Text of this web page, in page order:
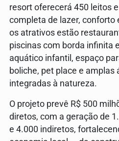
resort oferecerá 450 leitos
completa de lazer, conforto
os atrativos estão
piscinas com borda infinita
aquático infantil, espaço
boliche, pet place e amplas
integradas à natureza.
O projeto prevê R$ 500
diretos, com a geração de
e 4.000 indiretos,